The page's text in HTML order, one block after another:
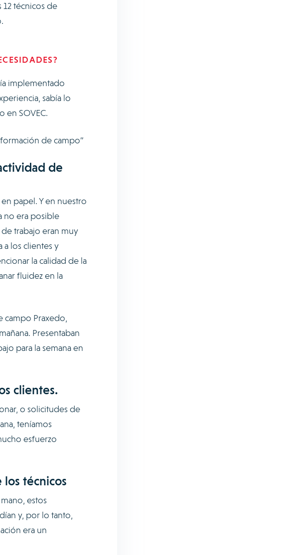
12 técnicos de
implementado
sabía lo
en SOVEC.
de campo”
de
papel. Y en nuestro
no era posible
trabajo eran muy
a los clientes y
la calidad de la
fluidez en la
campo Praxedo,
Presentaban
para la semana en
clientes.
o solicitudes de
teníamos
esfuerzo
técnicos
estos
y, por lo tanto,
era un